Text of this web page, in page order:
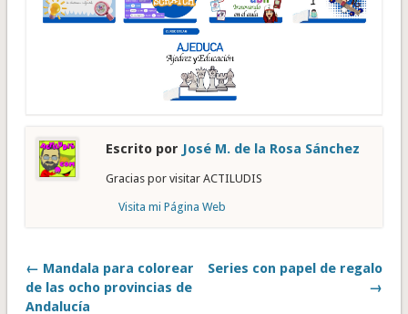
Escrito por José M. de la Rosa Sánchez
Gracias por visitar ACTILUDIS
Visita mi Página Web
← Mandala para colorear
de las ocho provincias de
Andalucía
Series con papel de regalo
→